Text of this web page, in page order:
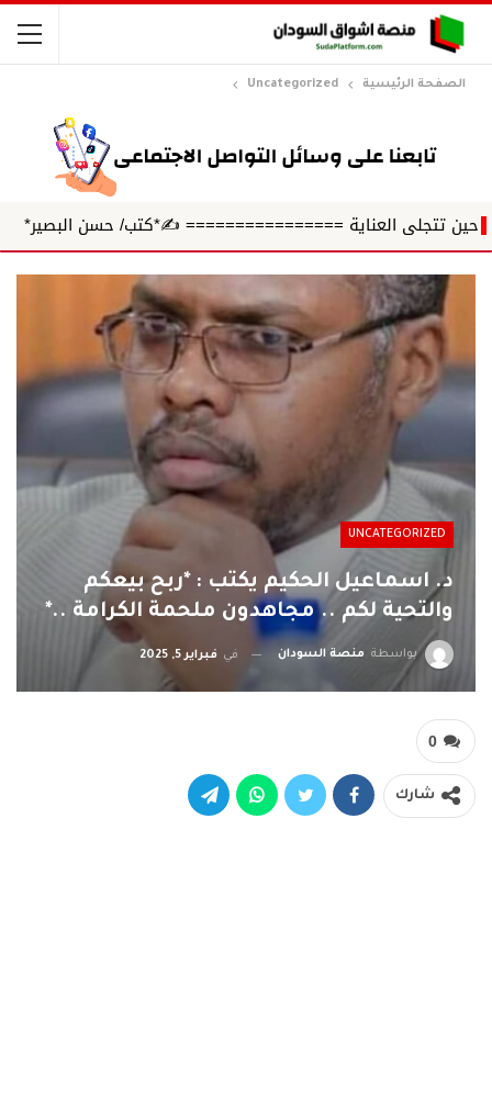
الصفحة الرئيسية Uncategorized
العناية ================ ✍️*كتب/ حسن البصير* حين
UNCATEGORIZED
د. اسماعيل الحكيم يكتب : *ربح بيعكم
والتحية لكم .. مجاهدون ملحمة الكرامة ..*
بواسطة منصة السودان في فبراير 5, 2025
0
شارك